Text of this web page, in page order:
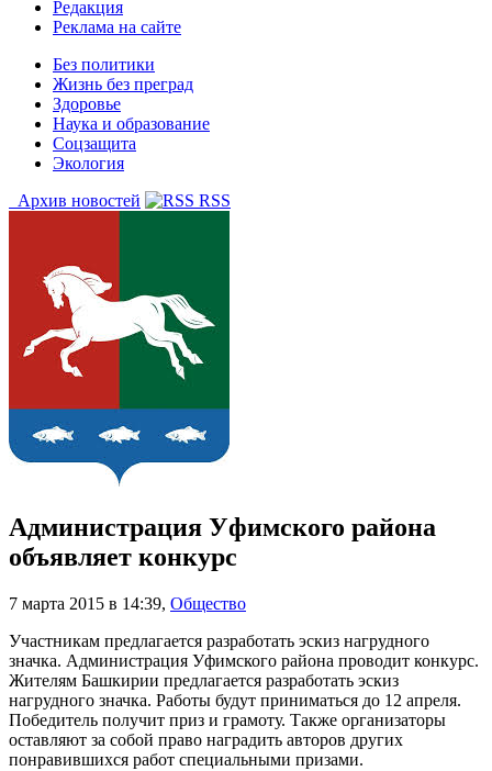
Редакция
Реклама на сайте
Без политики
Жизнь без преград
Здоровье
Наука и образование
Соцзащита
Экология
Архив новостей
RSS
Администрация Уфимского района
объявляет конкурс
7 марта 2015 в 14:39, Общество
Участникам предлагается разработать эскиз нагрудного
значка. Администрация Уфимского района проводит конкурс.
Жителям Башкирии предлагается разработать эскиз
нагрудного значка. Работы будут приниматься до 12 апреля.
Победитель получит приз и грамоту. Также организаторы
оставляют за собой право наградить авторов других
понравившихся работ специальными призами.